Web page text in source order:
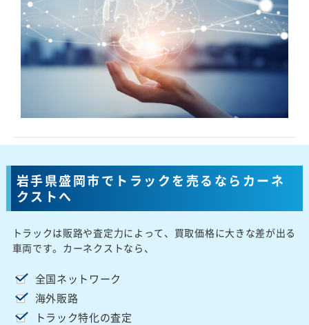
岩手県盛岡市でトラックを売るならカーネ
クストへ
トラックは販路や査定力によって、買取価格に大きな差が出る
車両です。カーネクストなら、
全国ネットワーク
海外販路
トラック特化の査定